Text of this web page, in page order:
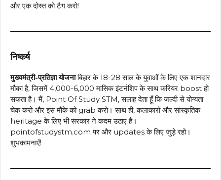
और एक दोस्त को टैग करो!
निष्कर्ष
मुख्यमंत्री-प्रतिज्ञा योजनाबिहार के 18-28 साल के युवाओं के लिए एक शानदार
मौका है, जिसमें ₹4,000-₹6,000 मासिक इंटर्नशिप के साथ करियर boost हो
सकता है। मैं, Point Of Study STM, सलाह देता हूँ कि जल्दी से योग्यता
चेक करो और इस मौके को grab करो। साथ ही, कलाकारों और सांस्कृतिक
heritage के लिए भी सरकार ने कदम उठाए हैं।
pointofstudystm.com पर और updates के लिए जुड़े रहो।
शुभकामनाएँ!